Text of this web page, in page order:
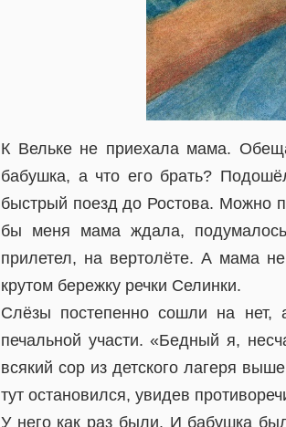
К Вельке не приехала мама.
бабушка, а что его брать?
быстрый поезд до Ростова. Можно
бы меня мама ждала,
прилетел, на вертолёте. А мама
крутом бережку речки Селинки.
Слёзы постепенно сошли на нет,
печальной участи. «Бедный я,
всякий сор из детского лагеря
тут остановился, увидев
У него как раз были. И бабушка